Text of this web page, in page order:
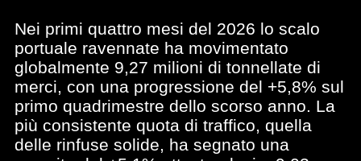
Nei primi quattro mesi del 2026 lo scalo
portuale ravennate ha movimentato
globalmente 9,27 milioni di tonnellate di
merci, con una progressione del +5,8% sul
primo quadrimestre dello scorso anno. La
più consistente quota di traffico, quella
delle rinfuse solide, ha segnato una